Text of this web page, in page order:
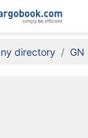
directory GN